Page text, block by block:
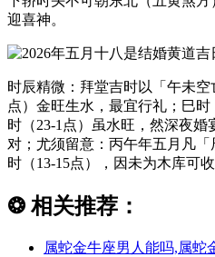
迎喜神。
时辰精微：拜堂吉时以「午未
点）金旺生水，最宜行礼；巳
时（23-1点）虽水旺，然深夜
对；尤须留意：丙午年五月凡
时（13-15点），因未为木库可
❂ 相关推荐：
属蛇金牛座男人能吗,属蛇